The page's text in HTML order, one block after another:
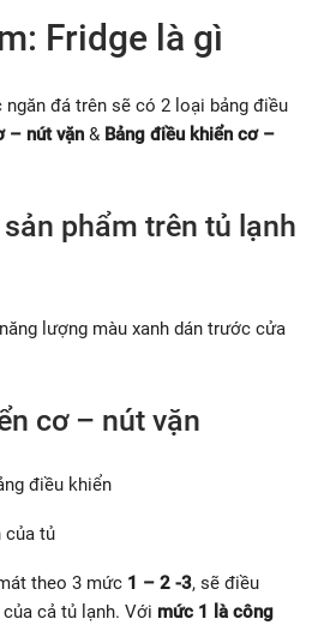
Fridge là gì
đá trên sẽ có 2 loại bảng điều
– nút vặn & Bảng điều khiển cơ –
phẩm trên tủ lạnh
lượng màu xanh dán trước cửa
cơ – nút vặn
điều khiển
của tủ
theo 3 mức 1 – 2 -3, sẽ điều
cả tủ lạnh. Với mức 1 là công